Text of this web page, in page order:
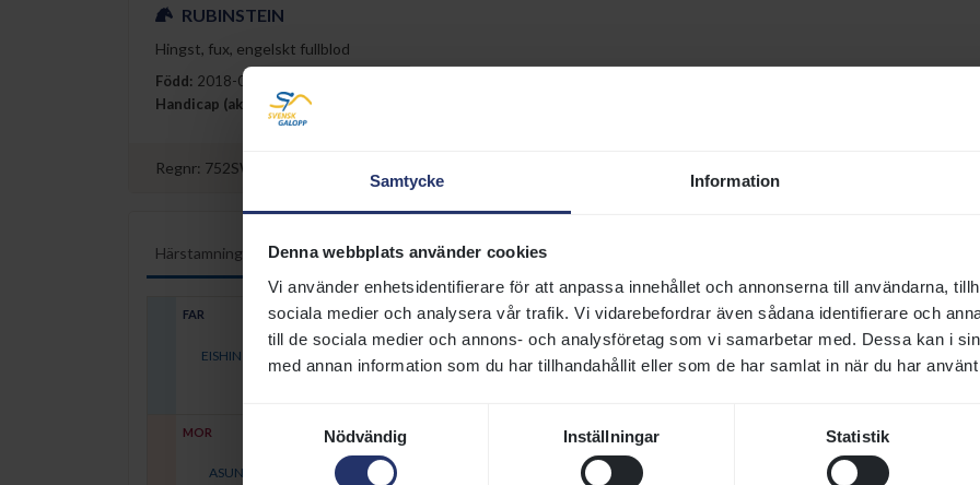
Samtycke Information
Denna webbplats använder cookies
Vi använder enhetsidentifierare för att anpassa innehållet och annonserna till användarna,
sociala medier och analysera vår trafik. Vi vidarebefordrar även sådana identifierare och
till de sociala medier och annons- och analysföretag som vi samarbetar med. Dessa kan i
med annan information som du har tillhandahållit eller som de har samlat in när du har
Nödvändig
Inställningar Statistik
RUBINSTEIN
Hingst, fux, engelskt fullblod
Född: 2018-04-24 (död 2023)
Handicap (aktuellt/max)
Regnr: 752SWE00002688T
Härstamning Tävlingsresultat Lopplista Historik
FAR
EISHIN DUNKIRK (USA)
MOR
ASUNCION
MOST WELCOME (GB)